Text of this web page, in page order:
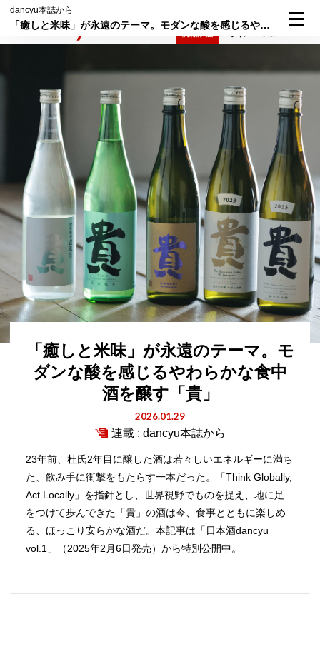
dancyu本誌から
「癒しと米味」が永遠のテーマ。モダンな酸を感じるやわらかな食中酒を醸す「貴」
「癒しと米味」が永遠のテーマ。モ
ダンな酸を感じるやわらかな食中
酒を醸す「貴」
2026.01.29
連載 : dancyu本誌から
23年前、杜氏2年目に醸した酒は若々しいエネルギーに満ち
た、飲み手に衝撃をもたらす一本だった。「Think Globally,
Act Locally」を指針とし、世界視野でものを捉え、地に足
をつけて歩んできた「貴」の酒は今、食事とともに楽しめ
る、ほっこり安らかな酒だ。本記事は「日本酒dancyu
vol.1」（2025年2月6日発売）から特別公開中。